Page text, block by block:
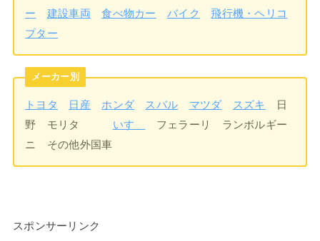
ー
建設車両 食べ物カー バイク
飛行機・ヘリコ
プター
メーカー別
トヨタ 日産 ホンダ スバル マツダ スズキ
日
野 モリタ いすゞ
フェラーリ ランボルギー
ニ その他外国車
スポンサーリンク